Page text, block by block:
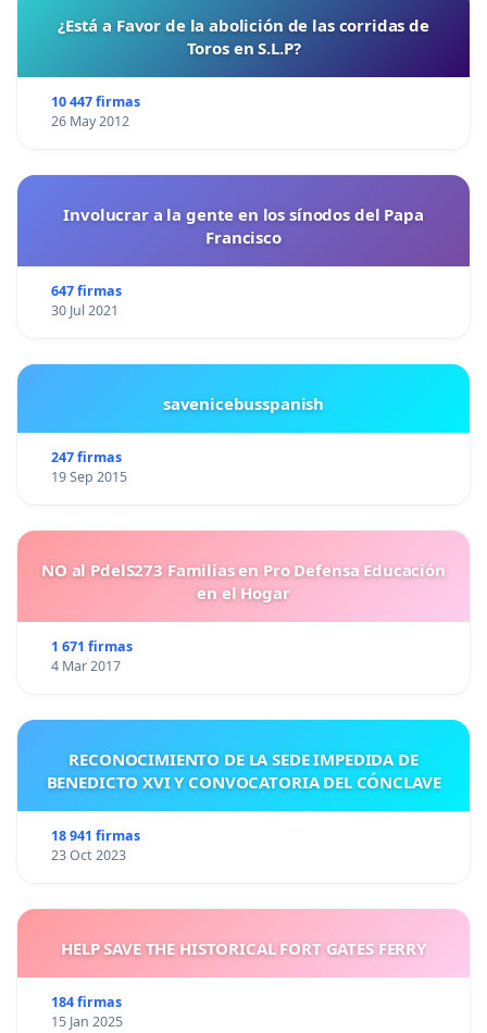
¿Está a Favor de la abolición de las corridas de
Toros en S.L.P?
10 447 firmas
26 May 2012
Involucrar a la gente en los sínodos del Papa
Francisco
647 firmas
30 Jul 2021
savenicebusspanish
247 firmas
19 Sep 2015
NO al PdelS273 Familias en Pro Defensa Educación
en el Hogar
1 671 firmas
4 Mar 2017
RECONOCIMIENTO DE LA SEDE IMPEDIDA DE
BENEDICTO XVI Y CONVOCATORIA DEL CÓNCLAVE
18 941 firmas
23 Oct 2023
HELP SAVE THE HISTORICAL FORT GATES FERRY
184 firmas
15 Jan 2025